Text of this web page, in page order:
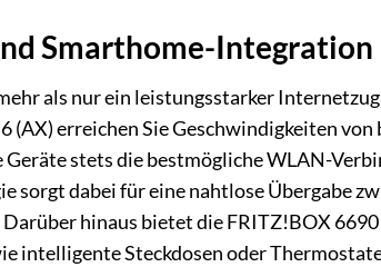
Smarthome-Integration
als nur ein leistungsstarker
erreichen Sie Geschwindigkeiten
stets die bestmögliche WLAN-
sorgt dabei für eine nahtlose Übergabe
hinaus bietet die FRITZ!BOX
intelligente Steckdosen oder